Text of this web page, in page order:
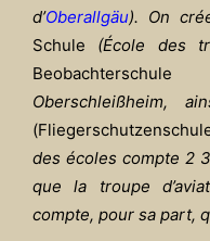
d’Oberallgäu). On
Schule (École des
Beobachterschule
Oberschleißheim,
des écoles compte 2
que la troupe
compte, pour sa part,